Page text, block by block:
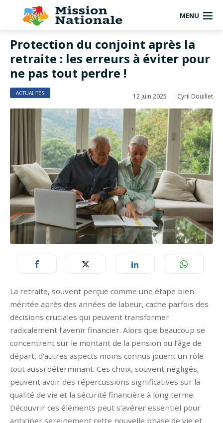
MENU
Protection du conjoint après la
retraite : les erreurs à éviter pour
ne pas tout perdre !
ACTUALITÉS 12 juin 2025 Cyril Douillet
La retraite, souvent perçue comme une étape bien
méritée après des années de labeur, cache parfois des
décisions cruciales qui peuvent transformer
radicalement l’avenir financier. Alors que beaucoup se
concentrent sur le montant de la pension ou l’âge de
départ, d’autres aspects moins connus jouent un rôle
tout aussi déterminant. Ces choix, souvent négligés,
peuvent avoir des répercussions significatives sur la
qualité de vie et la sécurité financière à long terme.
Découvrir ces éléments peut s’avérer essentiel pour
anticiper sereinement cette nouvelle phase de vie et